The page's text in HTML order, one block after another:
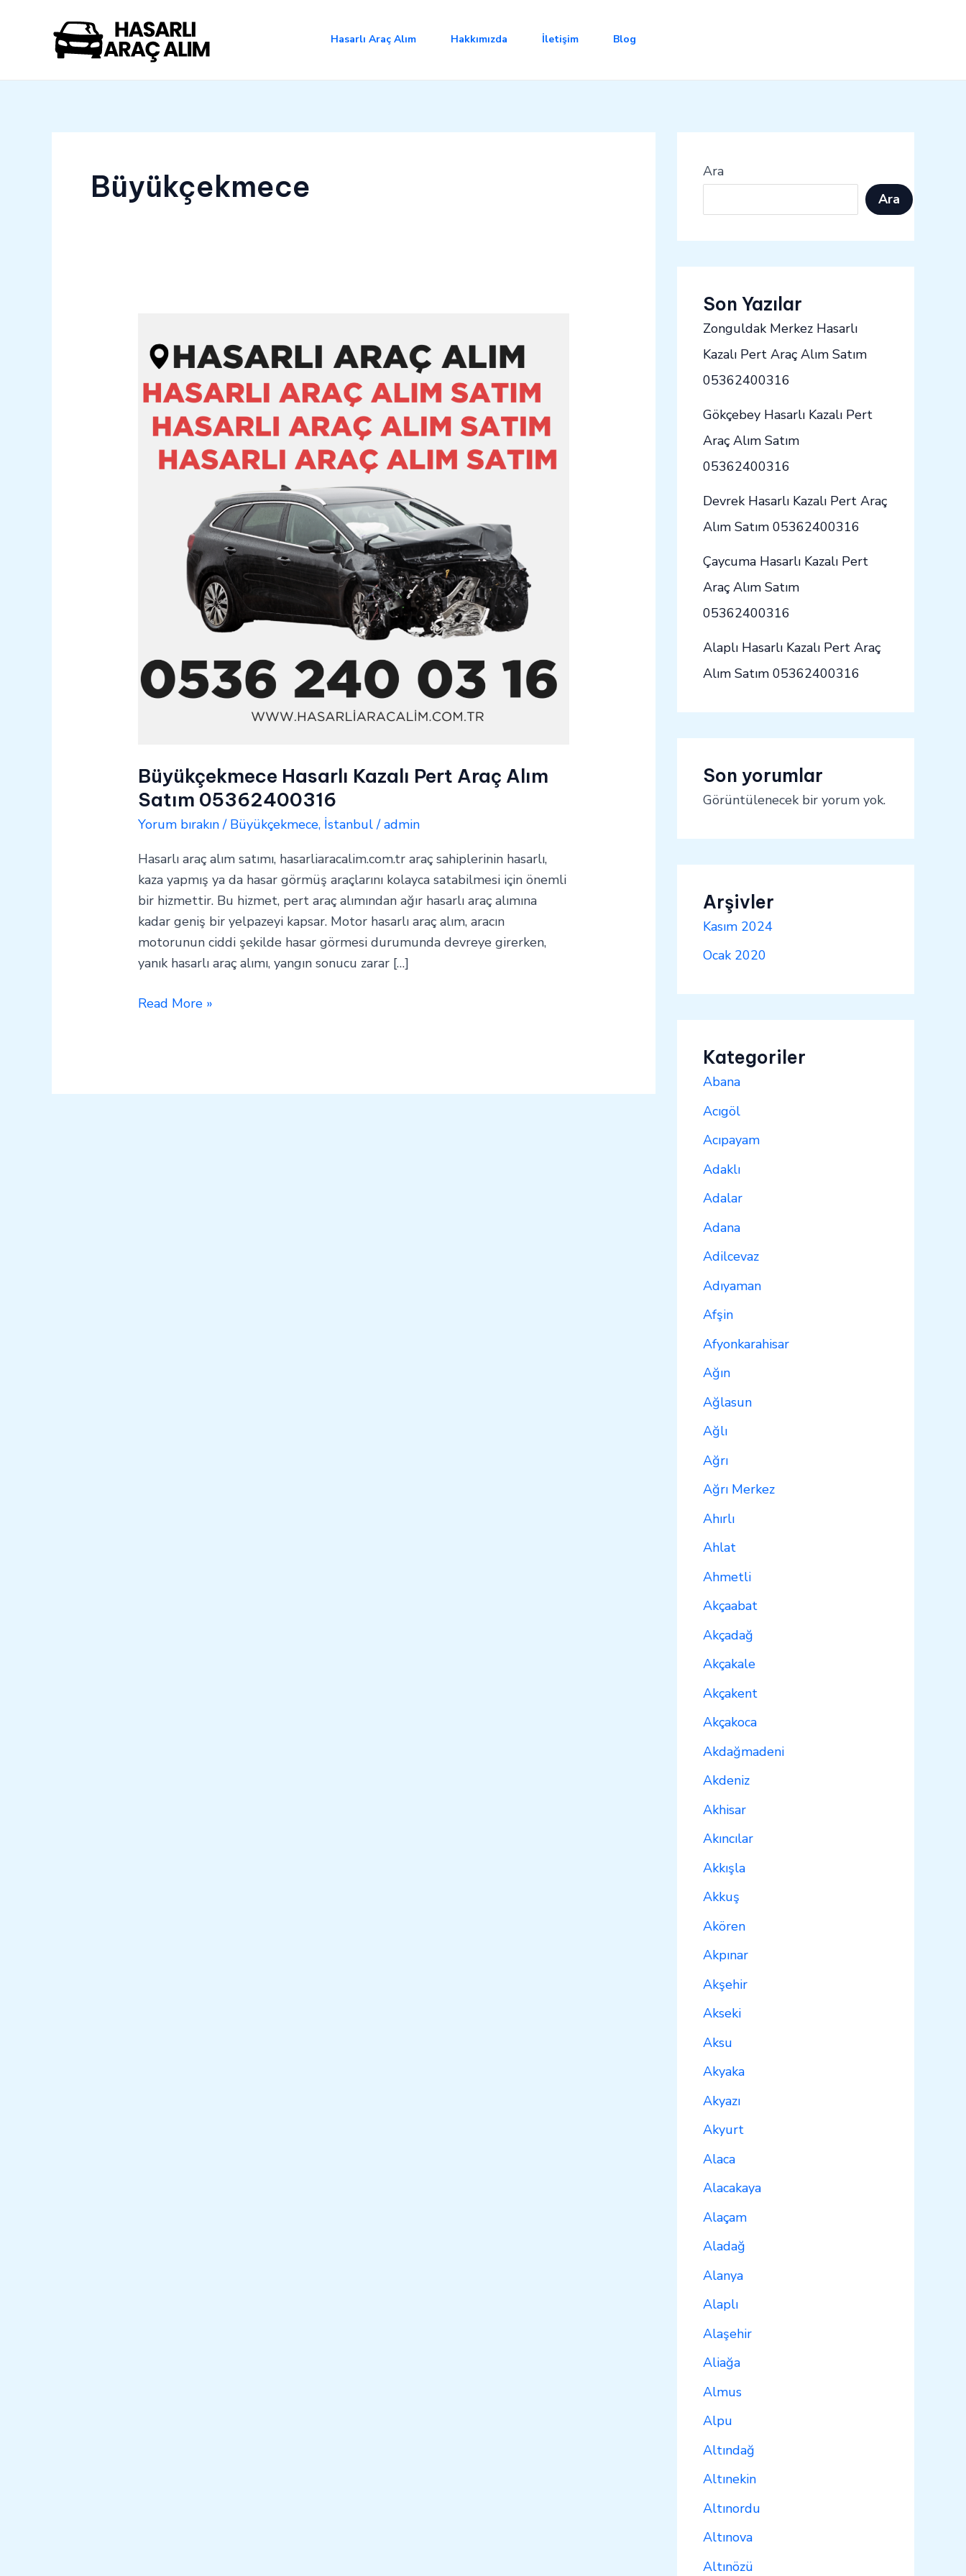
Hasarlı Araç Alım Hakkımızda İletişim Blog
Büyükçekmece
Büyükçekmece Hasarlı Kazalı Pert Araç Alım
Satım 05362400316
Yorum bırakın / Büyükçekmece, İstanbul/admin
Hasarlı araç alım satımı, hasarliaracalim.com.tr araç sahiplerinin hasarlı,
kaza yapmış ya da hasar görmüş araçlarını kolayca satabilmesi için önemli
bir hizmettir. Bu hizmet, pert araç alımından ağır hasarlı araç alımına
kadar geniş bir yelpazeyi kapsar. Motor hasarlı araç alım, aracın
motorunun ciddi şekilde hasar görmesi durumunda devreye girerken,
yanık hasarlı araç alımı, yangın sonucu zarar […]
Hasarlı
Kazalı
Pert
Araç
Alım
Satım
05362400316
Read More »
Ara
Ara
Son Yazılar
Zonguldak Merkez Hasarlı
Kazalı Pert Araç Alım Satım
05362400316
Gökçebey Hasarlı Kazalı Pert
Araç Alım Satım
05362400316
Devrek Hasarlı Kazalı Pert Araç
Alım Satım 05362400316
Çaycuma Hasarlı Kazalı Pert
Araç Alım Satım
05362400316
Alaplı Hasarlı Kazalı Pert Araç
Alım Satım 05362400316
Son yorumlar
Görüntülenecek bir yorum yok.
Arşivler
Kasım 2024
Ocak 2020
Kategoriler
Abana
Acıgöl
Acıpayam
Adaklı
Adalar
Adana
Adilcevaz
Adıyaman
Afşin
Afyonkarahisar
Ağın
Ağlasun
Ağlı
Ağrı
Ağrı Merkez
Ahırlı
Ahlat
Ahmetli
Akçaabat
Akçadağ
Akçakale
Akçakent
Akçakoca
Akdağmadeni
Akdeniz
Akhisar
Akıncılar
Akkışla
Akkuş
Akören
Akpınar
Akşehir
Akseki
Aksu
Akyaka
Akyazı
Akyurt
Alaca
Alacakaya
Alaçam
Aladağ
Alanya
Alaplı
Alaşehir
Aliağa
Almus
Alpu
Altındağ
Altınekin
Altınordu
Altınova
Altınözü